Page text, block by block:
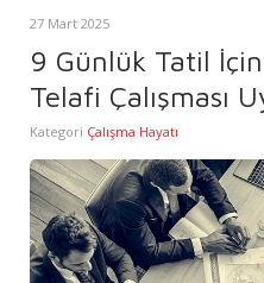
27 Mart 2025
9 Günlük Tatil
Telafi Çalışması
Kategori Çalışma Hayatı